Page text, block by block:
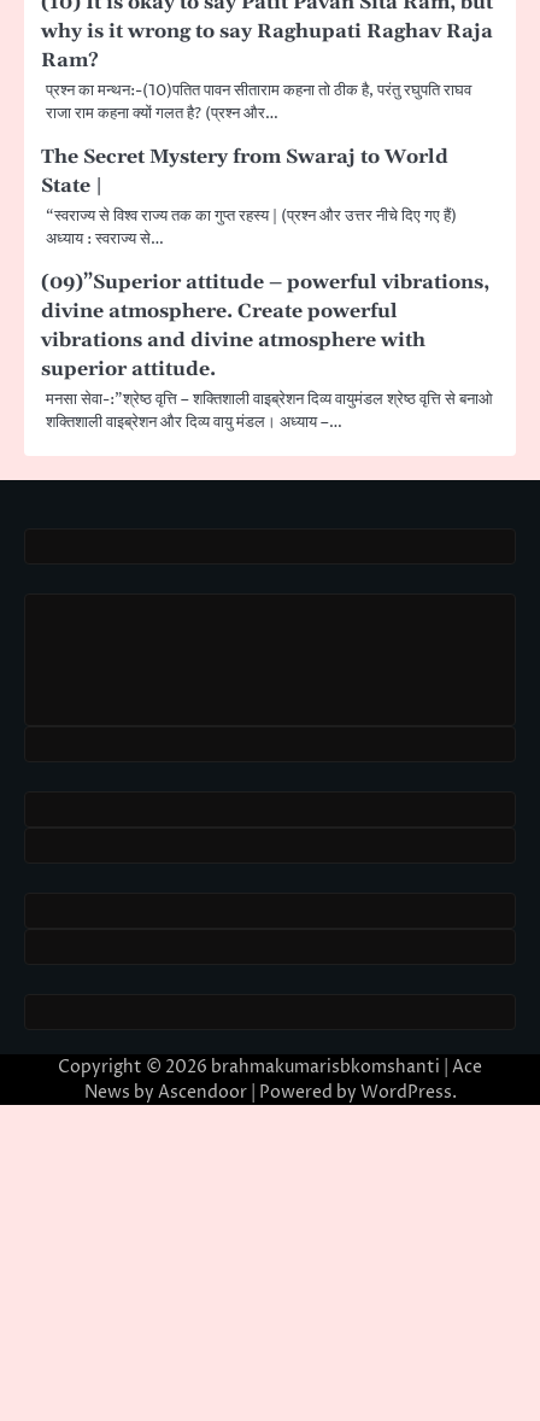
why is it wrong to say Raghupati Raghav Raja
Ram?
प्रश्न का मन्थन:-(10)पतित पावन सीताराम कहना तो ठीक है, परंतु रघुपति राघव
राजा राम कहना क्यों गलत है? (प्रश्न और…
The Secret Mystery from Swaraj to World
State |
“स्वराज्य से विश्व राज्य तक का गुप्त रहस्य | (प्रश्न और उत्तर नीचे दिए गए हैं)
अध्याय : स्वराज्य से…
(09)”Superior attitude – powerful vibrations,
divine atmosphere. Create powerful
vibrations and divine atmosphere with
superior attitude.
मनसा सेवा-:”श्रेष्ठ वृत्ति – शक्तिशाली वाइब्रेशन दिव्य वायुमंडल श्रेष्ठ वृत्ति से बनाओ
शक्तिशाली वाइब्रेशन और दिव्य वायु मंडल। अध्याय –…
Copyright © 2026 brahmakumarisbkomshanti | Ace
News by Ascendoor| Powered by WordPress.